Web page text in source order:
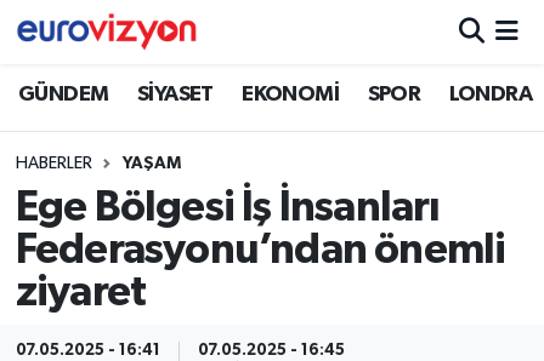
GÜNDEM SİYASET EKONOMİ SPOR LONDRA
HABERLER YAŞAM
Ege Bölgesi İş İnsanları
Federasyonu’ndan önemli
ziyaret
07.05.2025 - 16:41 07.05.2025 - 16:45